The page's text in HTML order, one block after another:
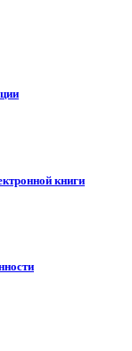
книги